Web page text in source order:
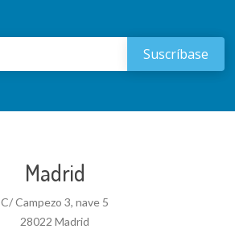
Madrid
C/ Campezo 3, nave 5
28022 Madrid